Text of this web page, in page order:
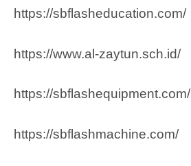
https://sbflasheducation.com/
https://www.al-zaytun.sch.id/
https://sbflashequipment.com/
https://sbflashmachine.com/